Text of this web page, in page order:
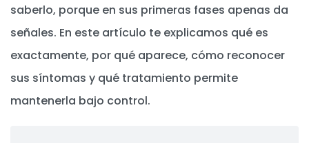
saberlo, porque en sus primeras fases apenas da
señales. En este artículo te explicamos qué es
exactamente, por qué aparece, cómo reconocer
sus síntomas y qué tratamiento permite
mantenerla bajo control.